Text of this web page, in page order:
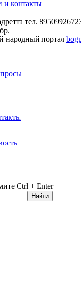
тел.
народный портал
Ctrl + Enter